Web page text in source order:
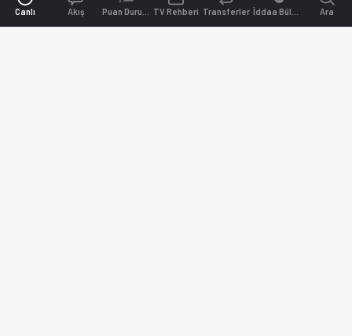
Canlı Akış TV Rehberi Transferler Ara